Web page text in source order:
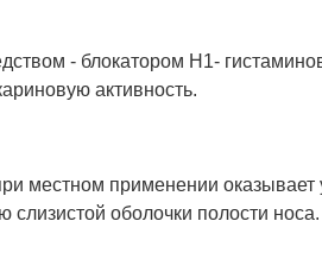
- блокатором Н1-
активность.
местном применении
оболочки полости носа.